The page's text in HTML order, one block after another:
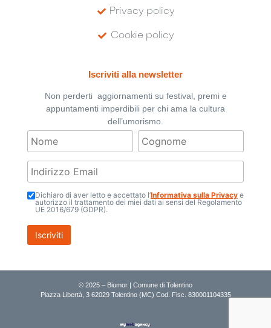
Privacy policy
Cookie policy
Iscriviti alla newsletter
Non perderti aggiornamenti su festival, premi e
appuntamenti imperdibili per chi ama la cultura
dell’umorismo.
Dichiaro di aver letto e accettato l’Informativa sulla Privacye
autorizzo il trattamento dei miei dati ai sensi del Regolamento
UE 2016/679 (GDPR).
© 2025 – Biumor | Comune di Tolentino
Piazza Libertà, 3 62029 Tolentino (MC) Cod. Fisc. 830001104335